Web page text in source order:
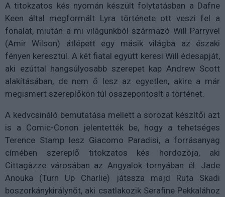
A titokzatos kés nyomán készült folytatásban a Dafne
Keen által megformált Lyra története ott veszi fel a
fonalat, miután a mi világunkból származó Will Parryvel
(Amir Wilson) átlépett egy másik világba az északi
fényen keresztül. A két fiatal együtt keresi Will édesapját,
aki ezúttal hangsúlyosabb szerepet kap Andrew Scott
alakításában, de nem ő lesz az egyetlen, akire a már
megismert szereplőkön túl összepontosít a történet.
A kedvcsináló bemutatása mellett a sorozat készítői azt
is a Comic-Conon jelentették be, hogy a tehetséges
Terence Stamp lesz Giacomo Paradisi, a forrásanyag
címében szereplő titokzatos kés hordozója, aki
Cittagàzze városában az Angyalok tornyában él. Jade
Anouka (Turn Up Charlie) játssza majd Ruta Skadi
boszorkánykirálynőt, aki csatlakozik Serafine Pekkalához